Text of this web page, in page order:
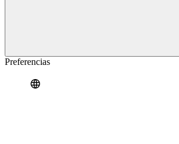
Preferencias